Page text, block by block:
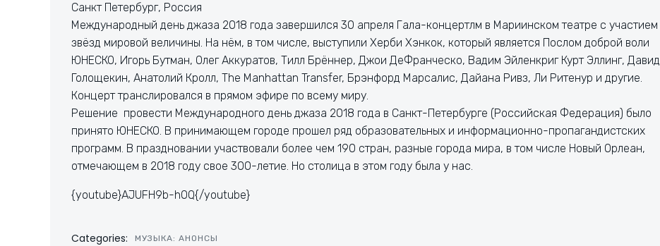
Санкт Петербург, Россия
Международный день джаза 2018 года завершился 30 апреля Гала-концертлм в Мариинском театре с участием
звёзд мировой величины. На нём, в том числе, выступили Херби Хэнкок, который является Послом доброй воли
ЮНЕСКО, Игорь Бутман, Олег Аккуратов, Тилл Брённер, Джои ДеФранческо, Вадим Эйленкриг Курт Эллинг, Давид
Голощекин, Анатолий Кролл, The Manhattan Transfer, Брэнфорд Марсалис, Дайана Ривз, Ли Ритенур и другие.
Концерт транслировался в прямом эфире по всему миру.
Решение провести Международного день джаза 2018 года в Санкт-Петербурге (Российская Федерация) было
принято ЮНЕСКО. В принимающем городе прошел ряд образовательных и информационно-пропагандистских
программ. В праздновании участвовали более чем 190 стран, разные города мира, в том числе Новый Орлеан,
отмечающем в 2018 году свое 300-летие. Но столица в этом году была у нас.
{youtube}AJUFH9b-hOQ{/youtube}
Categories: МУЗЫКА: АНОНСЫ